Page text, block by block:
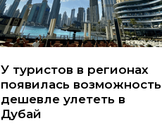
У туристов в регионах
появилась возможность
дешевле улететь в
Дубай